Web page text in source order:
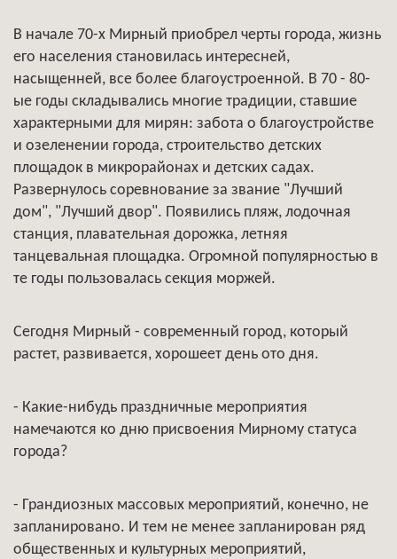
В начале 70-х Мирный приобрел черты города, жизнь
его населения становилась интересней,
насыщенней, все более благоустроенной. В 70 - 80-
ые годы складывались многие традиции, ставшие
характерными для мирян: забота о благоустройстве
и озеленении города, строительство детских
площадок в микрорайонах и детских садах.
Развернулось соревнование за звание "Лучший
дом", "Лучший двор". Появились пляж, лодочная
станция, плавательная дорожка, летняя
танцевальная площадка. Огромной популярностью в
те годы пользовалась секция моржей.
Сегодня Мирный - современный город, который
растет, развивается, хорошеет день ото дня.
- Какие-нибудь праздничные мероприятия
намечаются ко дню присвоения Мирному статуса
города?
- Грандиозных массовых мероприятий, конечно, не
запланировано. И тем не менее запланирован ряд
общественных и культурных мероприятий,